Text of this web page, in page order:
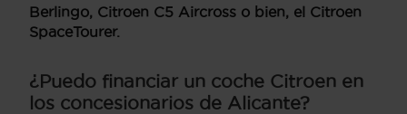
Berlingo, Citroen C5 Aircross o bien, el Citroen
SpaceTourer.
¿Puedo financiar un coche Citroen en
los concesionarios de Alicante?